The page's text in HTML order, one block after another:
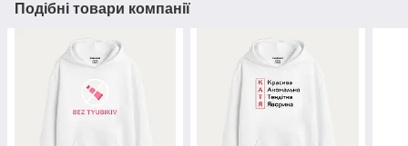
Подібні товари компанії